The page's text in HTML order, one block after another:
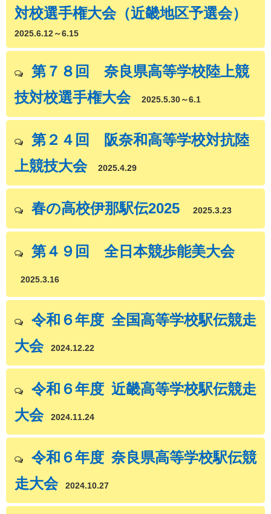
対校選手権大会（近畿地区予選会）
2025.6.12～6.15
第７８回 奈良県高等学校陸上競
技対校選手権大会2025.5.30～6.1
第２４回 阪奈和高等学校対抗陸
上競技大会2025.4.29
春の高校伊那駅伝2025 2025.3.23
第４９回 全日本競歩能美大会
2025.3.16
令和６年度 全国高等学校駅伝競走
大会
2024.12.22
令和６年度 近畿高等学校駅伝競走
大会
2024.11.24
令和６年度 奈良県高等学校駅伝競
走大会
2024.10.27